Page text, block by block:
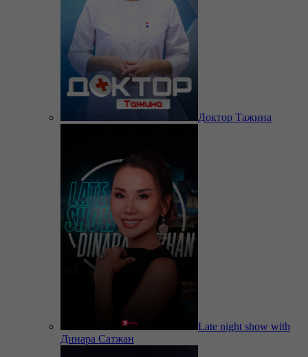
Доктор Тажина
Late night show with
Динара Сатжан